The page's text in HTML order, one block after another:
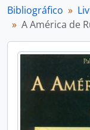
Bibliográfico
A América de